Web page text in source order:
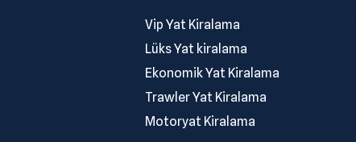
Vip Yat Kiralama
Lüks Yat kiralama
Ekonomik Yat Kiralama
Trawler Yat Kiralama
Motoryat Kiralama